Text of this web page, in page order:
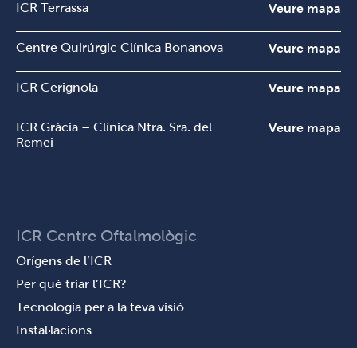
ICR Terrassa Veure mapa
Centre Quirúrgic Clínica Bonanova Veure mapa
ICR Cerignola Veure mapa
ICR Gràcia – Clínica Ntra. Sra. del
Remei
Veure mapa
ICR Centre Oftalmològic
Orígens de l’ICR
Per què triar l’ICR?
Tecnologia per a la teva visió
Instal·lacions